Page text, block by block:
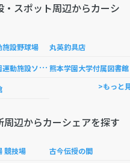
スポット周辺からカーシ
施設野球場 丸英釣具店
川
鶴団地公園運動施設ソフトボール場練習場 熊本学園大学付属図書館
>もっと
辺からカーシェアを探す
競技場 古今伝授の間